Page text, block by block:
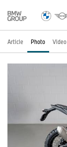
Article Photo Video